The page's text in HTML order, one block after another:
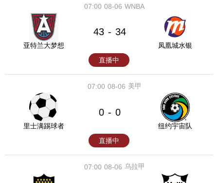
08-06
07:00 WNBA
亚特兰大梦想
43 - 34
凤凰城水银
直播中
08-06
07:00 美甲
里士满踢球者
0 - 0
纽约宇宙队
直播中
08-06
07:00 乌拉甲